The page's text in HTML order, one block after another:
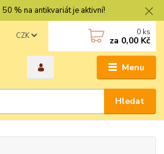
% na antikvariát je aktivní!
Menu
CZK
Hledat
0 ks
za 0,00 Kč